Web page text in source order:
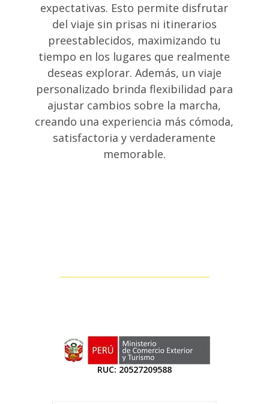
expectativas. Esto permite disfrutar
del viaje sin prisas ni itinerarios
preestablecidos, maximizando tu
tiempo en los lugares que realmente
deseas explorar. Además, un viaje
personalizado brinda flexibilidad para
ajustar cambios sobre la marcha,
creando una experiencia más cómoda,
satisfactoria y verdaderamente
memorable.
RUC: 20527209588